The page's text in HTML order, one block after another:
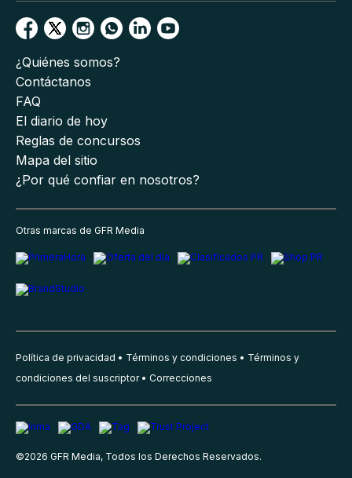
¿Quiénes somos?
Contáctanos
FAQ
El diario de hoy
Reglas de concursos
Mapa del sitio
¿Por qué confiar en nosotros?
Otras marcas de GFR Media
Política de privacidad Términos y condiciones
Términos y
condiciones del suscriptor
Correcciones
©2026 GFR Media, Todos los Derechos Reservados.